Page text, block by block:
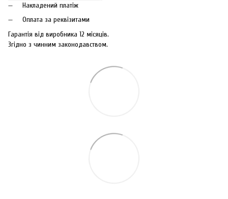
Накладений платіж
Оплата за реквізитами
Гарантія від виробника 12 місяців.
Згідно з чинним законодавством.